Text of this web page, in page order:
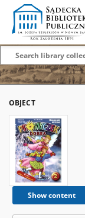
OBJECT
Show content